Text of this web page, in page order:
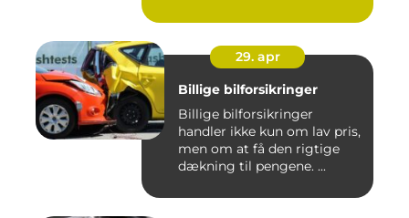
29. apr
Billige bilforsikringer
Billige bilforsikringer
handler ikke kun om lav pris,
men om at få den rigtige
dækning til pengene. ...